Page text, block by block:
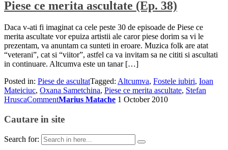
Piese ce merita ascultate (Ep. 38)
Daca v-ati fi imaginat ca cele peste 30 de episoade de Piese ce
merita ascultate vor epuiza artistii ale caror piese dorim sa vi le
prezentam, va anuntam ca sunteti in eroare. Muzica folk are atat
“veterani”, cat si “viitor”, astfel ca va invitam sa ne cititi si ascultati
in continuare. Altcumva este un tanar […]
Posted in: Piese de ascultatTagged: Altcumva, Fostele iubiri, Ioan
Mateiciuc, Oxana Sametchina, Piese ce merita ascultate, Stefan
HruscaCommentMarius Matache 1 October 2010
Cautare in site
Search for: